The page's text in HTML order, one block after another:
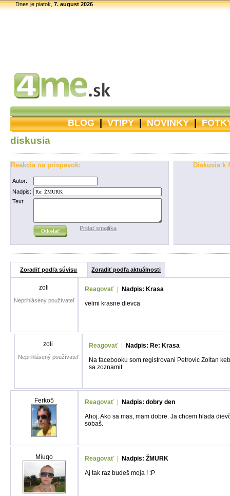
Dnes je piatok,7. august 2026
BLOG|VTIPY|NOVINKY|
diskusia
Reakcia na príspevok:
Autor:
Nadpis:
Text:
Pridať smajlíka
Diskusia k
Zoradiť podľa súvisu Zoradiť podľa aktuálnosti
zoli
Neprihlásený používateľ
Reagovať
Nadpis: Krasa
velmi krasne dievca
zoli
Neprihlásený používateľ
Reagovať
Nadpis: Re: Krasa
Na facebooku som registrovani Petrovic Zoltan
sa zoznamit
Ferko5 Reagovať
Nadpis: dobry den
Ahoj. Ako sa mas, mam dobre. Ja chcem hlada
sobaš.
Miuqo Reagovať
Nadpis: ŽMURK
Aj tak raz budeš moja ! :P